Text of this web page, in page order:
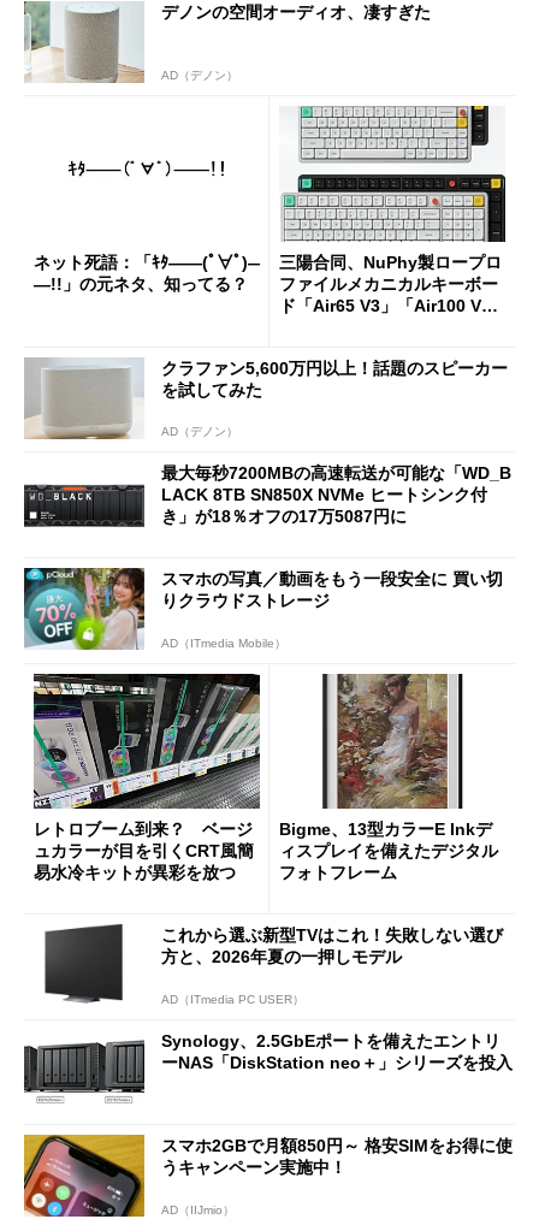
デノンの空間オーディオ、凄すぎた
AD（デノン）
ネット死語：「ｷﾀ――(ﾟ∀ﾟ)―
―!!」の元ネタ、知ってる？
三陽合同、NuPhy製ロープロ
ファイルメカニカルキーボー
ド「Air65 V3」「Air100 V
クラファン5,600万円以上！話題のスピーカー
を試してみた
AD（デノン）
最大毎秒7200MBの高速転送が可能な「WD_B
LACK 8TB SN850X NVMe ヒートシンク付
き」が18％オフの17万5087円に
スマホの写真／動画をもう一段安全に 買い切
りクラウドストレージ
AD（ITmedia Mobile）
レトロブーム到来？ ベージ
ュカラーが目を引くCRT風簡
易水冷キットが異彩を放つ
Bigme、13型カラーE Inkデ
ィスプレイを備えたデジタル
フォトフレーム
これから選ぶ新型TVはこれ！失敗しない選び
方と、2026年夏の一押しモデル
AD（ITmedia PC USER）
Synology、2.5GbEポートを備えたエントリ
ーNAS「DiskStation neo＋」シリーズを投入
スマホ2GBで月額850円～ 格安SIMをお得に使
うキャンペーン実施中！
AD（IIJmio）